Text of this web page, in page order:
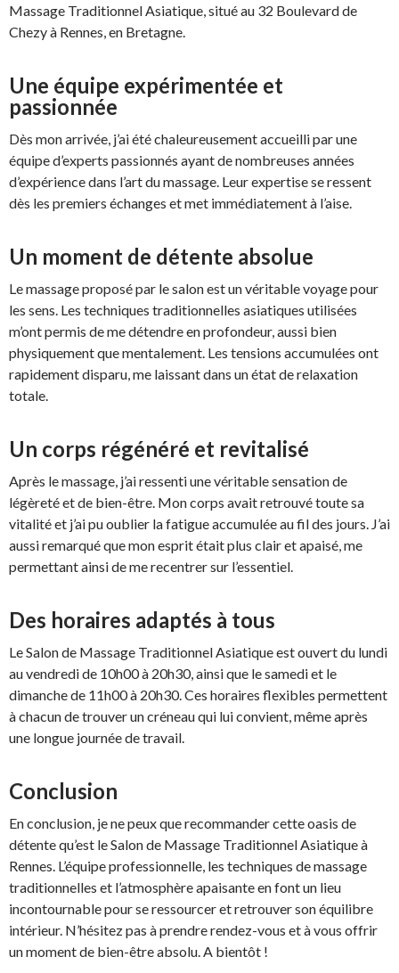
Massage Traditionnel Asiatique, situé au 32 Boulevard de
Chezy à Rennes, en Bretagne.
Une équipe expérimentée et
passionnée
Dès mon arrivée, j’ai été chaleureusement accueilli par une
équipe d’experts passionnés ayant de nombreuses années
d’expérience dans l’art du massage. Leur expertise se ressent
dès les premiers échanges et met immédiatement à l’aise.
Un moment de détente absolue
Le massage proposé par le salon est un véritable voyage pour
les sens. Les techniques traditionnelles asiatiques utilisées
m’ont permis de me détendre en profondeur, aussi bien
physiquement que mentalement. Les tensions accumulées ont
rapidement disparu, me laissant dans un état de relaxation
totale.
Un corps régénéré et revitalisé
Après le massage, j’ai ressenti une véritable sensation de
légèreté et de bien-être. Mon corps avait retrouvé toute sa
vitalité et j’ai pu oublier la fatigue accumulée au fil des jours. J’ai
aussi remarqué que mon esprit était plus clair et apaisé, me
permettant ainsi de me recentrer sur l’essentiel.
Des horaires adaptés à tous
Le Salon de Massage Traditionnel Asiatique est ouvert du lundi
au vendredi de 10h00 à 20h30, ainsi que le samedi et le
dimanche de 11h00 à 20h30. Ces horaires flexibles permettent
à chacun de trouver un créneau qui lui convient, même après
une longue journée de travail.
Conclusion
En conclusion, je ne peux que recommander cette oasis de
détente qu’est le Salon de Massage Traditionnel Asiatique à
Rennes. L’équipe professionnelle, les techniques de massage
traditionnelles et l’atmosphère apaisante en font un lieu
incontournable pour se ressourcer et retrouver son équilibre
intérieur. N’hésitez pas à prendre rendez-vous et à vous offrir
un moment de bien-être absolu. A bientôt !